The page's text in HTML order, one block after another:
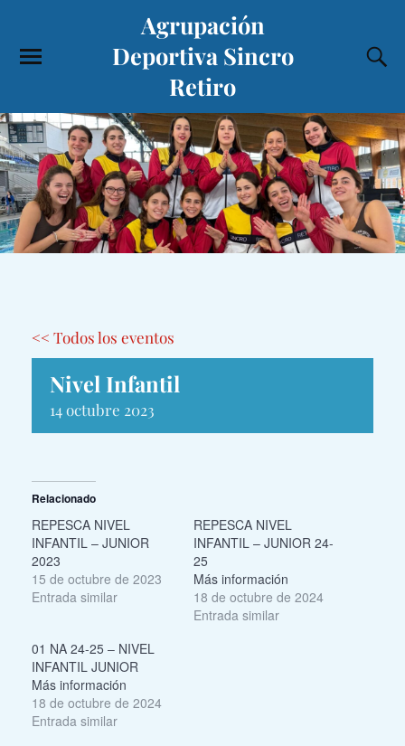
Agrupación
Deportiva Sincro
Retiro
<< Todos los eventos
Nivel Infantil
14 octubre 2023
Relacionado
REPESCA NIVEL
INFANTIL – JUNIOR
2023
15 de octubre de 2023
Entrada similar
REPESCA NIVEL
INFANTIL – JUNIOR 24-
25
Más información
18 de octubre de 2024
Entrada similar
01 NA 24-25 – NIVEL
INFANTIL JUNIOR
Más información
18 de octubre de 2024
Entrada similar